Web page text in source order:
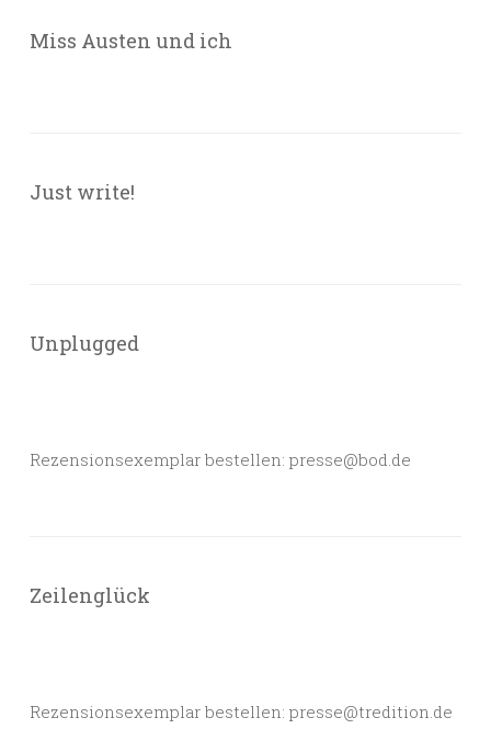
Miss Austen und ich
Just write!
Unplugged
Rezensionsexemplar bestellen: presse@bod.de
Zeilenglück
Rezensionsexemplar bestellen: presse@tredition.de